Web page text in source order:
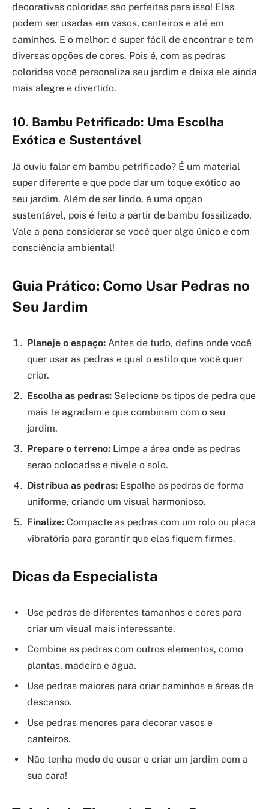
decorativas coloridas são perfeitas para isso! Elas
podem ser usadas em vasos, canteiros e até em
caminhos. E o melhor: é super fácil de encontrar e tem
diversas opções de cores. Pois é, com as pedras
coloridas você personaliza seu jardim e deixa ele ainda
mais alegre e divertido.
10. Bambu Petrificado: Uma Escolha
Exótica e Sustentável
Já ouviu falar em bambu petrificado? É um material
super diferente e que pode dar um toque exótico ao
seu jardim. Além de ser lindo, é uma opção
sustentável, pois é feito a partir de bambu fossilizado.
Vale a pena considerar se você quer algo único e com
consciência ambiental!
Guia Prático: Como Usar Pedras no
Seu Jardim
Planeje o espaço: Antes de tudo, defina onde você
quer usar as pedras e qual o estilo que você quer
criar.
Escolha as pedras: Selecione os tipos de pedra que
mais te agradam e que combinam com o seu
jardim.
Prepare o terreno: Limpe a área onde as pedras
serão colocadas e nivele o solo.
Distribua as pedras: Espalhe as pedras de forma
uniforme, criando um visual harmonioso.
Finalize: Compacte as pedras com um rolo ou placa
vibratória para garantir que elas fiquem firmes.
Dicas da Especialista
Use pedras de diferentes tamanhos e cores para
criar um visual mais interessante.
Combine as pedras com outros elementos, como
plantas, madeira e água.
Use pedras maiores para criar caminhos e áreas de
descanso.
Use pedras menores para decorar vasos e
canteiros.
Não tenha medo de ousar e criar um jardim com a
sua cara!